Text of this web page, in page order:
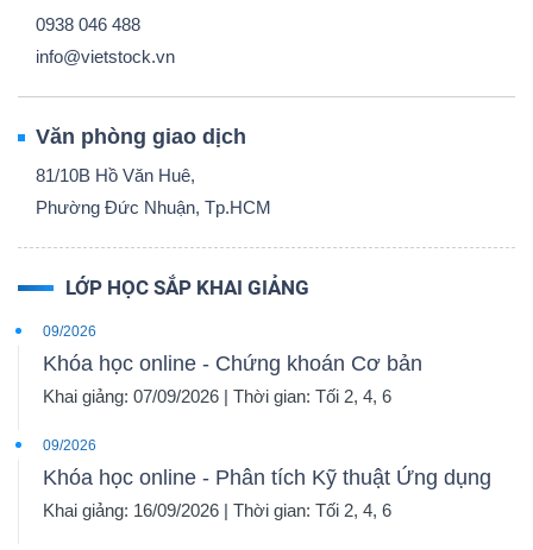
0938 046 488
info@vietstock.vn
Văn phòng giao dịch
81/10B Hồ Văn Huê,
Phường Đức Nhuận, Tp.HCM
LỚP HỌC SẮP KHAI GIẢNG
09/2026
Khóa học online - Chứng khoán Cơ bản
Khai giảng: 07/09/2026 | Thời gian: Tối 2, 4, 6
09/2026
Khóa học online - Phân tích Kỹ thuật Ứng dụng
Khai giảng: 16/09/2026 | Thời gian: Tối 2, 4, 6